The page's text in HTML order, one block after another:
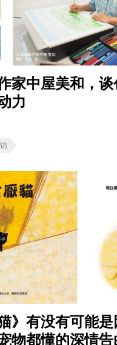
家中屋美和，
力
》有没有可能
物都懂的深情